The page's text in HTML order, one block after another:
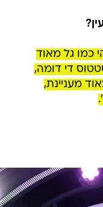
כמו גל מאוד
די דומה,
מעניינת,